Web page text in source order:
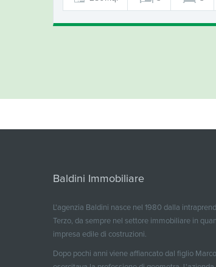
Baldini Immobiliare
L'agenzia Baldini nasce nel 1980 dalla
Terzo, da sempre nel settore immobiliare in
impresa edile di costruzioni.
Dopo pochi anni viene affiancato dal figlio